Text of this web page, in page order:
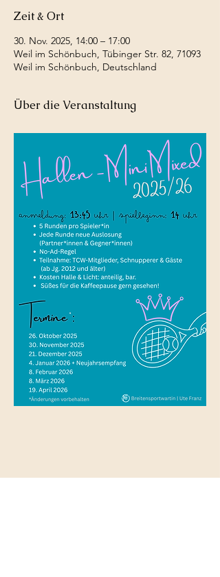
Zeit & Ort
30. Nov. 2025, 14:00 – 17:00
Weil im Schönbuch, Tübinger Str. 82, 71093
Weil im Schönbuch, Deutschland
Über die Veranstaltung